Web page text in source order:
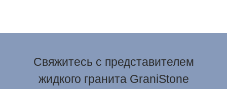
Свяжитесь с представителем
жидкого гранита GraniStone